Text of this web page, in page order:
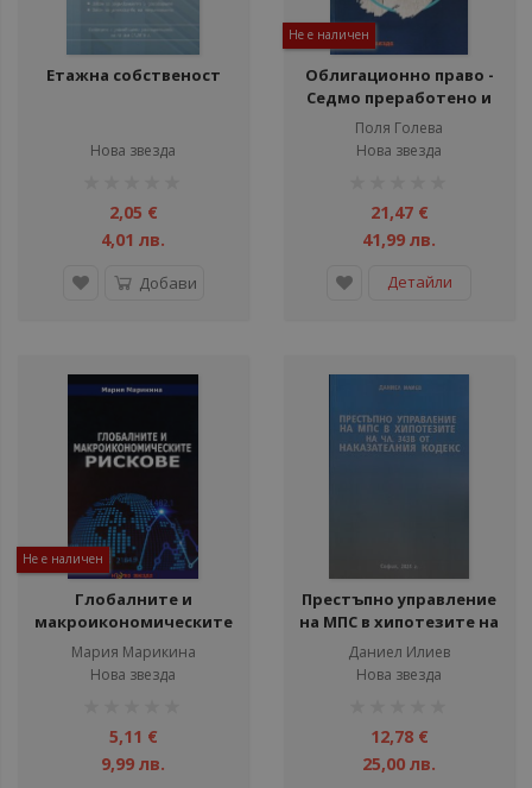
Етажна собственост
Нова звезда
2,05 €
4,01 лв.
Добави
Не е наличен
Облигационно право -
Седмо преработено и
допълнено издание
Поля Голева
Нова звезда
21,47 €
41,99 лв.
Детайли
Не е наличен
Глобалните и
макроикономическите
рискове
Мария Марикина
Нова звезда
5,11 €
9,99 лв.
Престъпно управление
на МПС в хипотезите на
чл. 343 в от
Наказателния кодекс
Даниел Илиев
Нова звезда
12,78 €
25,00 лв.